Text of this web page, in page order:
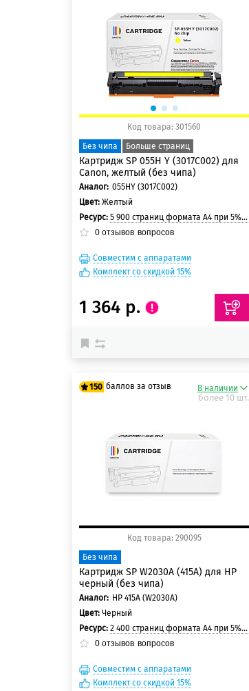
125 баллов
150 баллов
Код товара: 301560
Без чипа
Больше страниц
Картридж SP 055H Y (3017C002) для
Canon, желтый (без чипа)
Аналог: 055HY (3017C002)
Цвет: Желтый
Ресурс: 5 900 страниц формата A4 при 5% заполнении страницы
0 отзывов вопросов
Совместим с аппаратами
Комплект со скидкой 15%
1 364 р.
150 баллов за отзыв
150 баллов
В наличии
более 10 шт.
Код товара: 290095
Без чипа
Картридж SP W2030A (415A) для HP
черный (без чипа)
Аналог: HP 415A (W2030A)
Цвет: Черный
Ресурс: 2 400 страниц формата А4 при 5% заполнении страницы
0 отзывов вопросов
Совместим с аппаратами
Комплект со скидкой 15%